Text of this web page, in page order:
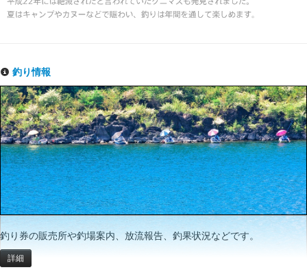
釣り情報
釣り券の販売所や釣場案内、放流報告、釣果状況などです。
詳細